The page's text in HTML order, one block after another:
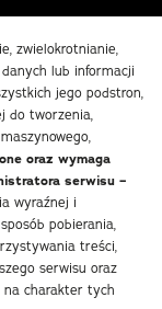
zwielokrotnianie,
lub informacji
jego podstron,
do tworzenia,
oraz wymaga
serwisu –
wyraźnej i
pobierania,
treści,
serwisu oraz
na charakter tych